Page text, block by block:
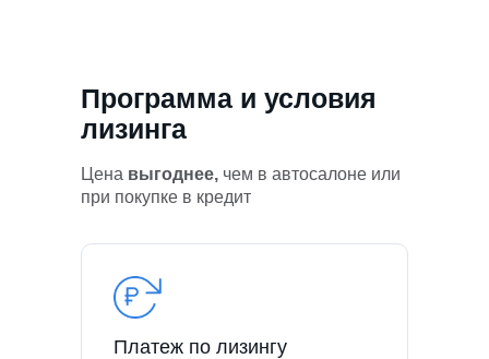
Программа и условия
лизинга
Цена выгоднее, чем в автосалоне или
при покупке в кредит
Платеж по лизингу